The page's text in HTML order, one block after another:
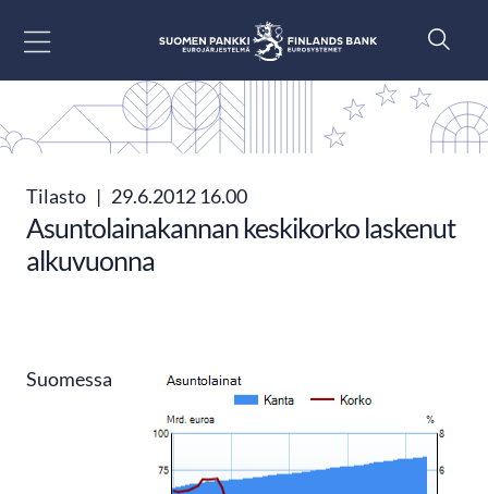
Tilasto | 29.6.2012 16.00
Asuntolainakannan keskikorko laskenut
alkuvuonna
Suomessa